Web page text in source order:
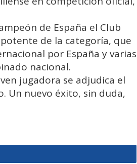
de España el Club
de la categoría, que
por España y varias
nacional.
jugadora se adjudica el
Un nuevo éxito, sin duda,